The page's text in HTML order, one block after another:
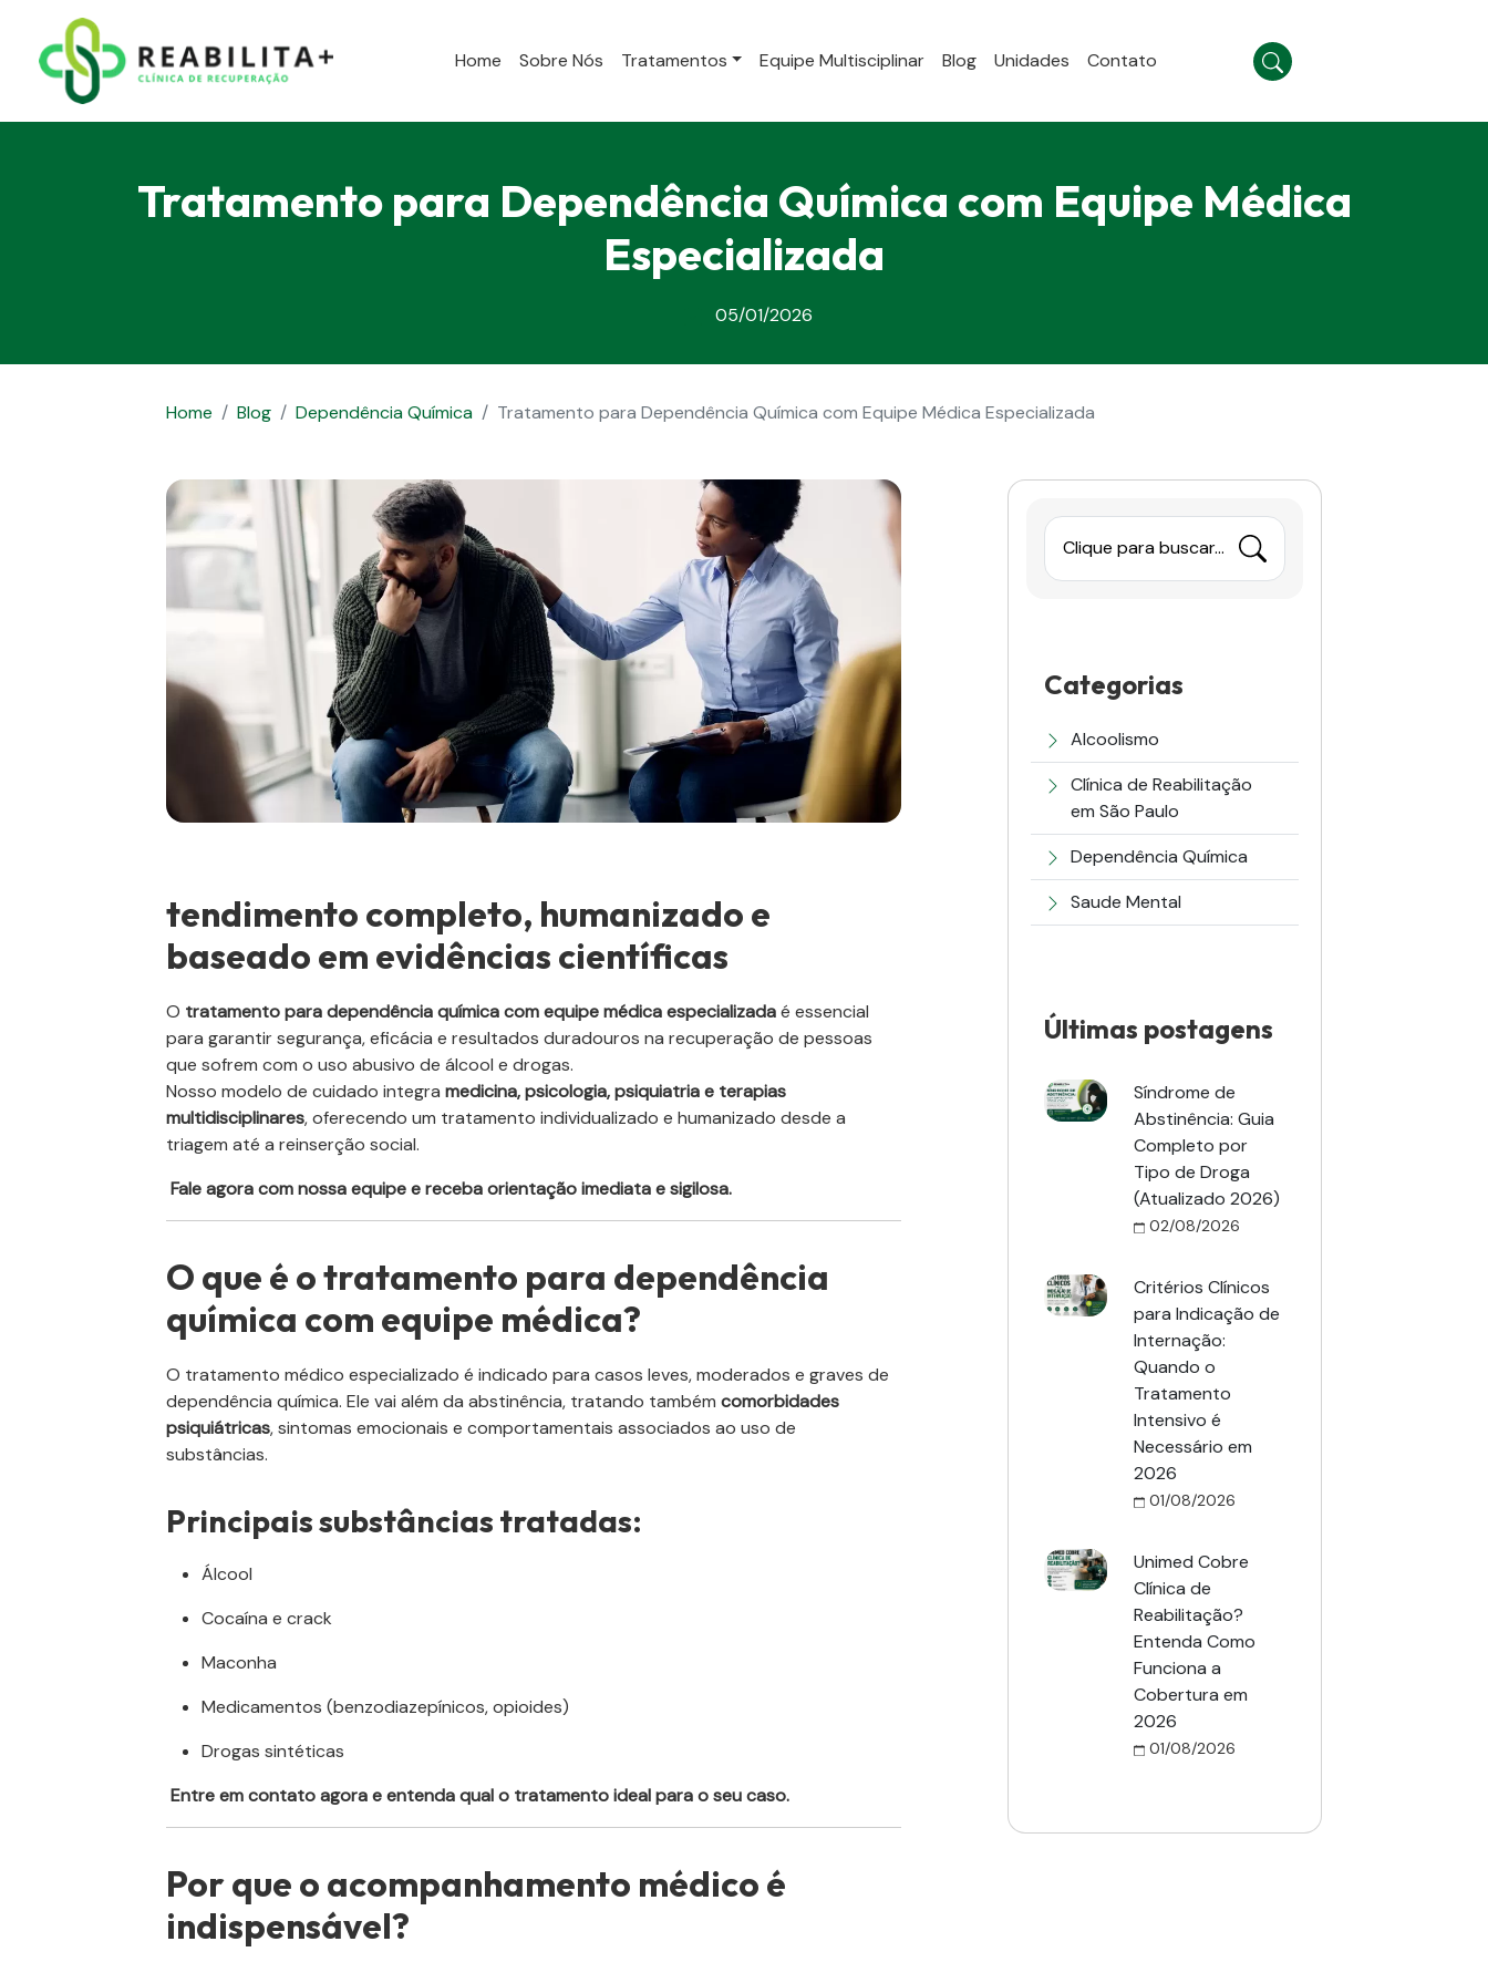
Home Sobre Nós Tratamentos Equipe Multisciplinar Blog Unidades Contato
Tratamento para Dependência Química com Equipe Médica
Especializada
05/01/2026
Home Blog Dependência Química Tratamento para Dependência Química com Equipe Médica Especializada
tendimento completo, humanizado e
baseado em evidências científicas
O tratamento para dependência química com equipe médica especializadaé essencial
para garantir segurança, eficácia e resultados duradouros na recuperação de pessoas
que sofrem com o uso abusivo de álcool e drogas.
Nosso modelo de cuidado integra medicina, psicologia, psiquiatria e terapias
multidisciplinares, oferecendo um tratamento individualizado e humanizado desde a
triagem até a reinserção social.
Fale agora com nossa equipe e receba orientação imediata e sigilosa.
O que é o tratamento para dependência
química com equipe médica?
O tratamento médico especializado é indicado para casos leves, moderados e graves de
dependência química. Ele vai além da abstinência, tratando também comorbidades
psiquiátricas, sintomas emocionais e comportamentais associados ao uso de
substâncias.
Principais substâncias tratadas:
Álcool
Cocaína e crack
Maconha
Medicamentos (benzodiazepínicos, opioides)
Drogas sintéticas
Entre em contato agora e entenda qual o tratamento ideal para o seu caso.
Por que o acompanhamento médico é
indispensável?
Clique para buscar...
Categorias
Alcoolismo
Clínica de Reabilitação
em São Paulo
Dependência Química
Saude Mental
Últimas postagens
Síndrome de
Abstinência: Guia
Completo por
Tipo de Droga
(Atualizado 2026)
02/08/2026
Critérios Clínicos
para Indicação de
Internação:
Quando o
Tratamento
Intensivo é
Necessário em
2026
01/08/2026
Unimed Cobre
Clínica de
Reabilitação?
Entenda Como
Funciona a
Cobertura em
2026
01/08/2026